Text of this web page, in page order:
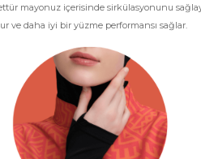
mayonuz içerisinde sirkülasyonunu
ve daha iyi bir yüzme performansı sağlar.